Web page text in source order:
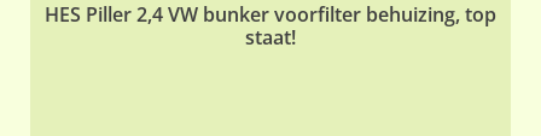
HES Piller 2,4 VW bunker voorfilter behuizing, top
staat!